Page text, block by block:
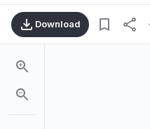
Download